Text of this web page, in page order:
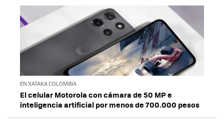
EN XATAKA COLOMBIA
El celular Motorola con cámara de 50 MP e
inteligencia artificial por menos de 700.000 pesos